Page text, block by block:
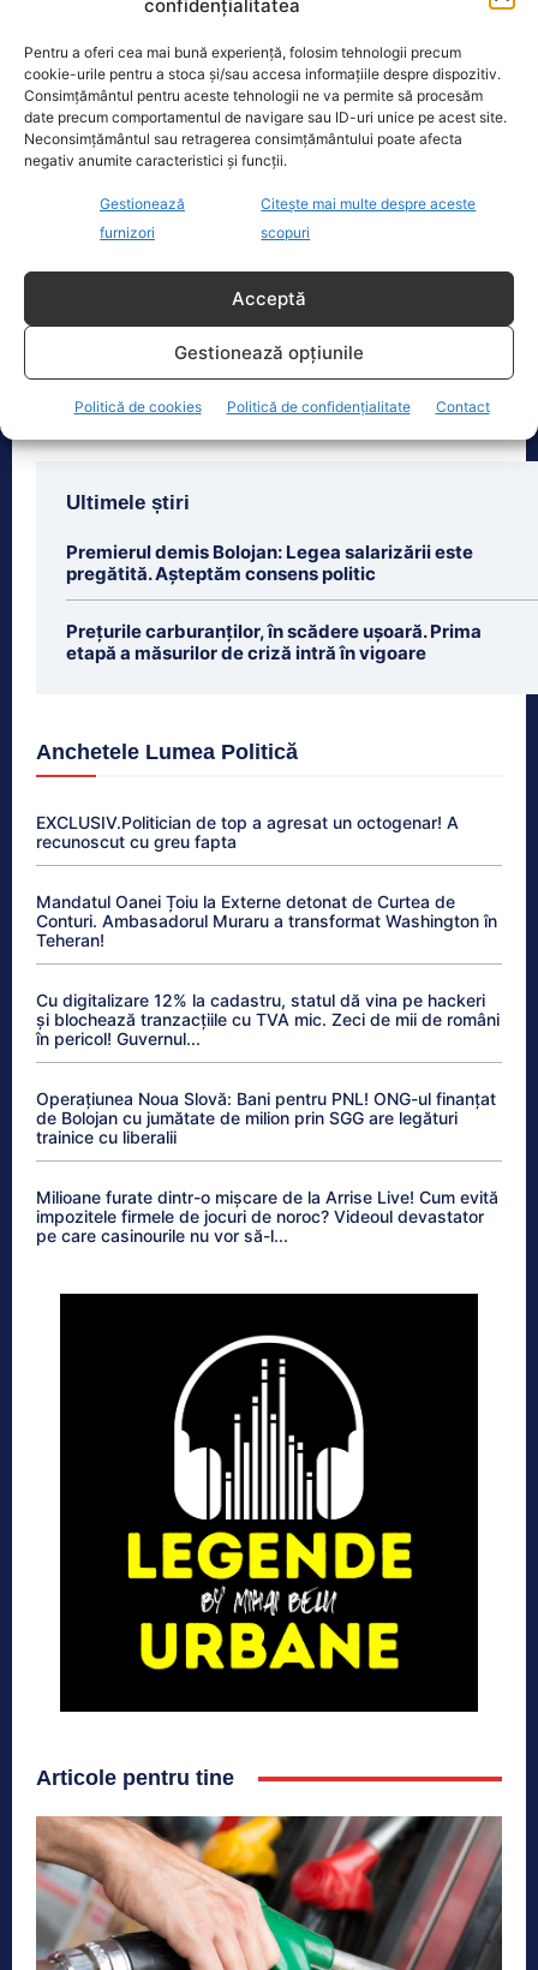
confidențialitatea
Pentru a oferi cea mai bună experiență, folosim tehnologii precum
cookie-urile pentru a stoca și/sau accesa informațiile despre dispozitiv.
Consimțământul pentru aceste tehnologii ne va permite să procesăm
date precum comportamentul de navigare sau ID-uri unice pe acest site.
Neconsimțământul sau retragerea consimțământului poate afecta
negativ anumite caracteristici și funcții.
Gestionează
furnizori
Citește mai multe despre aceste
scopuri
Acceptă
Gestionează opțiunile
Politică de cookies Politică de confidențialitate Contact
consumului de energie electrică
Oficiul de Știri
Copil din Reghin, salvat după ce și-a prins mâna în
mașina…
Un copil de doar 2 ani din Reghin a
trecut printr-un moment dramatic,
dreaptă[...]
Ultimele știri
Premierul demis Bolojan: Legea salarizării este
pregătită. Așteptăm consens politic
Prețurile carburanților, în scădere ușoară. Prima
etapă a măsurilor de criză intră în vigoare
Anchetele Lumea Politică
EXCLUSIV.Politician de top a agresat un octogenar! A
recunoscut cu greu fapta
Mandatul Oanei Țoiu la Externe detonat de Curtea de
Conturi. Ambasadorul Muraru a transformat Washington în
Teheran!
Cu digitalizare 12% la cadastru, statul dă vina pe hackeri
și blochează tranzacțiile cu TVA mic. Zeci de mii de români
în pericol! Guvernul...
Operațiunea Noua Slovă: Bani pentru PNL! ONG-ul finanțat
de Bolojan cu jumătate de milion prin SGG are legături
trainice cu liberalii
Milioane furate dintr-o mișcare de la Arrise Live! Cum evită
impozitele firmele de jocuri de noroc? Videoul devastator
pe care casinourile nu vor să-l...
Articole pentru tine